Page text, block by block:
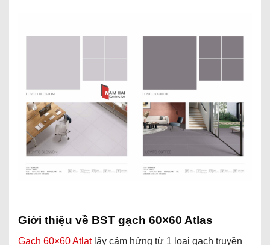
Giới thiệu về BST gạch 60×60 Atlas
Gạch 60×60 Atlatlấy cảm hứng từ 1 loại gạch truyền